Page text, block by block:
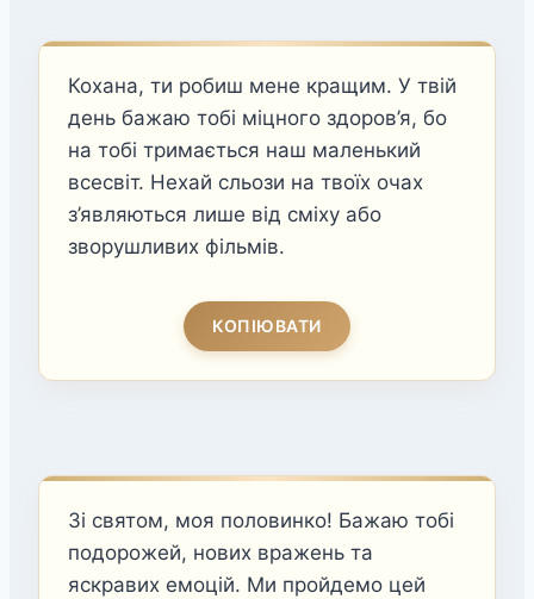
Кохана, ти робиш мене кращим. У твій
день бажаю тобі міцного здоров’я, бо
на тобі тримається наш маленький
всесвіт. Нехай сльози на твоїх очах
з’являються лише від сміху або
зворушливих фільмів.
КОПІЮВАТИ
Зі святом, моя половинко! Бажаю тобі
подорожей, нових вражень та
яскравих емоцій. Ми пройдемо цей